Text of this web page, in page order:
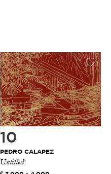
10
PEDRO CALAPEZ
Untitled